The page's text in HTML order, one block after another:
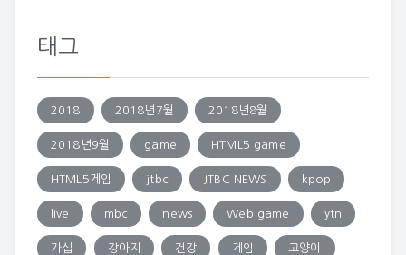
태그
2018 2018년7월 2018년8월
2018년9월 game HTML5 game
HTML5게임 jtbc JTBC NEWS kpop
live mbc news Web game ytn
가십 강아지 건강 게임 고양이